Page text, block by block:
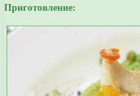
Приготовление: